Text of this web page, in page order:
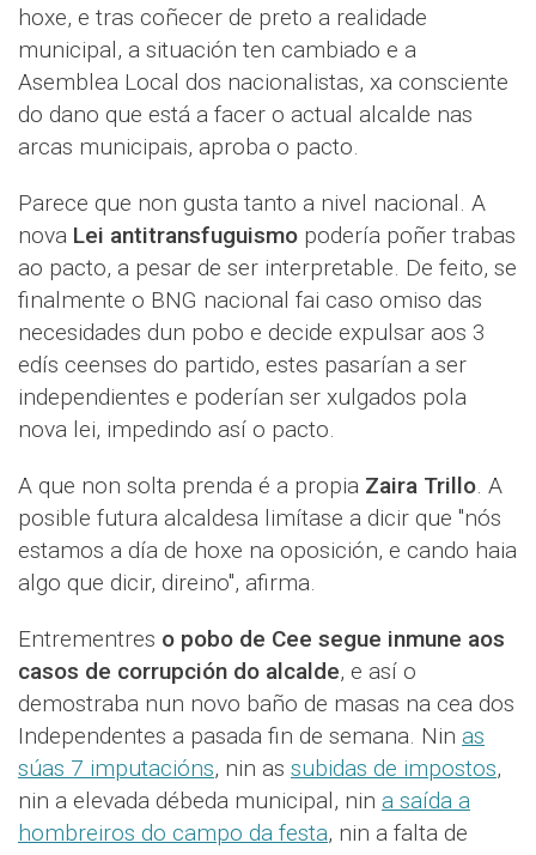
hoxe, e tras coñecer de preto a realidade
municipal, a situación ten cambiado e a
Asemblea Local dos nacionalistas, xa consciente
do dano que está a facer o actual alcalde nas
arcas municipais, aproba o pacto.
Parece que non gusta tanto a nivel nacional. A
nova Lei antitransfuguismo podería poñer trabas
ao pacto, a pesar de ser interpretable. De feito, se
finalmente o BNG nacional fai caso omiso das
necesidades dun pobo e decide expulsar aos 3
edís ceenses do partido, estes pasarían a ser
independientes e poderían ser xulgados pola
nova lei, impedindo así o pacto.
A que non solta prenda é a propia Zaira Trillo. A
posible futura alcaldesa limítase a dicir que "nós
estamos a día de hoxe na oposición, e cando haia
algo que dicir, direino", afirma.
Entrementres o pobo de Cee segue inmune aos
casos de corrupción do alcalde, e así o
demostraba nun novo baño de masas na cea dos
Independentes a pasada fin de semana. Nin as
súas 7 imputacións, nin as subidas de impostos,
nin a elevada débeda municipal, nin a saída a
hombreiros do campo da festa, nin a falta de